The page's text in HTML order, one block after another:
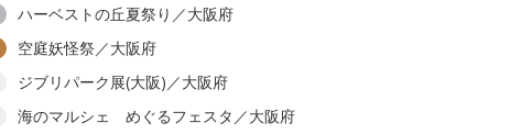
ハーベストの丘夏祭り／大阪府
空庭妖怪祭／大阪府
ジブリパーク展(大阪)／大阪府
海のマルシェ めぐるフェスタ／大阪府